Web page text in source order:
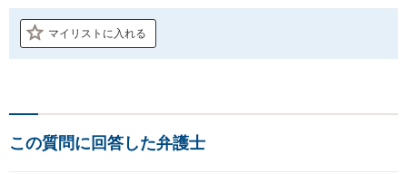
マイリストに入れる
この質問に回答した弁護士